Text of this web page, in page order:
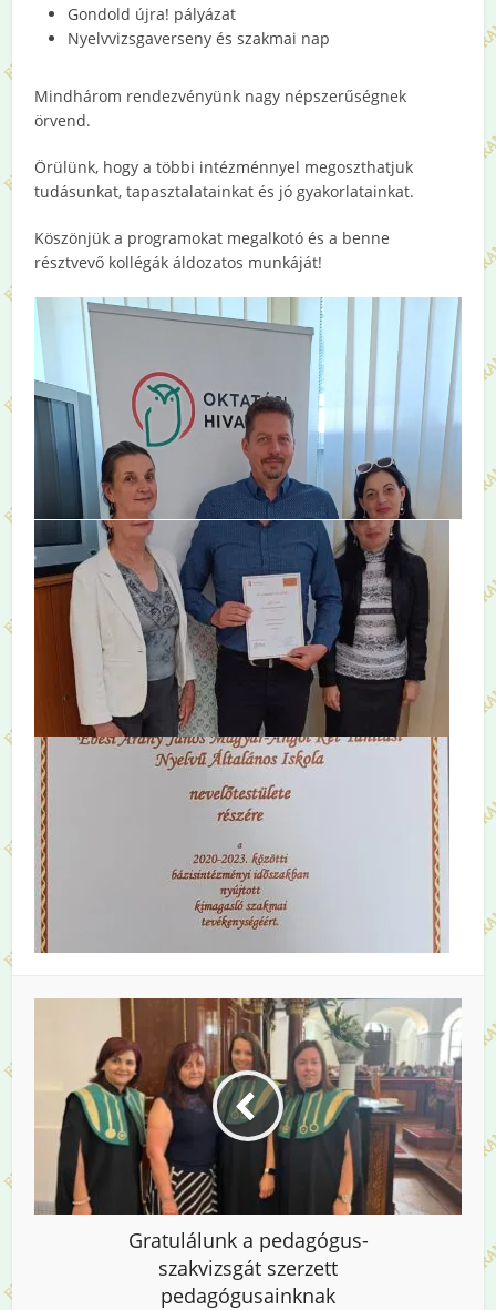
Gondold újra! pályázat
Nyelvvizsgaverseny és szakmai nap
Mindhárom rendezvényünk nagy népszerűségnek
örvend.
Örülünk, hogy a többi intézménnyel megoszthatjuk
tudásunkat, tapasztalatainkat és jó gyakorlatainkat.
Köszönjük a programokat megalkotó és a benne
résztvevő kollégák áldozatos munkáját!
Gratulálunk a pedagógus-
szakvizsgát szerzett
pedagógusainknak